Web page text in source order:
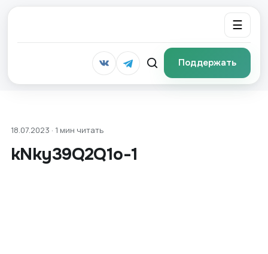
☰
Поддержать
18.07.2023 · 1 мин читать
kNky39Q2Q1o-1